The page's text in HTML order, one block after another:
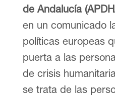
de Andalucía
en un comunicado
políticas europeas
puerta a las
de crisis
se trata de las